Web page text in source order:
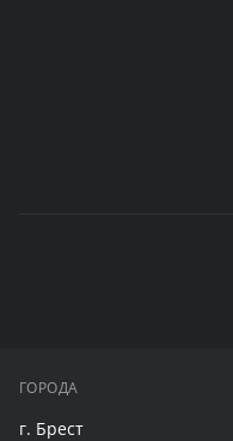
ГОРОДА
г. Брест